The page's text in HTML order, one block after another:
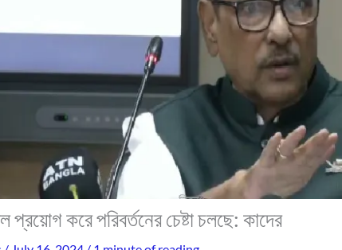
করে পরিবর্তনের চেষ্টা চলছে: কাদের